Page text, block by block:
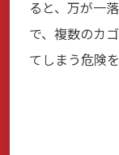
ると、万が一
で、複数のカ
てしまう危険